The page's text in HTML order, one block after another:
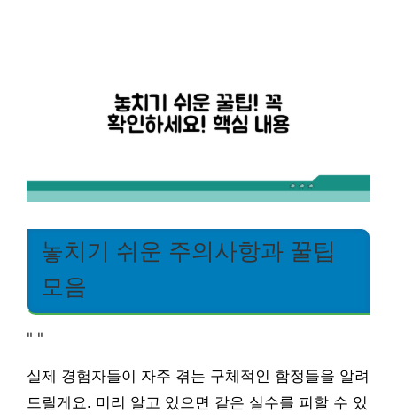
놓치기 쉬운 주의사항과 꿀팁
모음
" "
실제 경험자들이 자주 겪는 구체적인 함정들을 알려
드릴게요. 미리 알고 있으면 같은 실수를 피할 수 있